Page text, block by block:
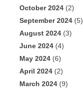
October 2024 (2)
September 2024 (5)
August 2024 (3)
June 2024 (4)
May 2024 (6)
April 2024 (2)
March 2024 (9)